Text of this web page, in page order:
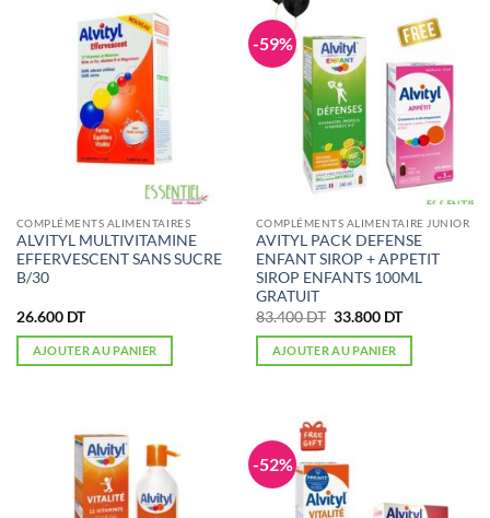
COMPLÉMENTS ALIMENTAIRES
ALVITYL MULTIVITAMINE
EFFERVESCENT SANS SUCRE
B/30
26.600 DT
AJOUTER AU PANIER
-59%
COMPLÉMENTS ALIMENTAIRE JUNIOR
AVITYL PACK DEFENSE
ENFANT SIROP + APPETIT
SIROP ENFANTS 100ML
GRATUIT
83.400DT Le
initial
était :
33.800 DTLe
AJOUTER AU PANIER
-52%